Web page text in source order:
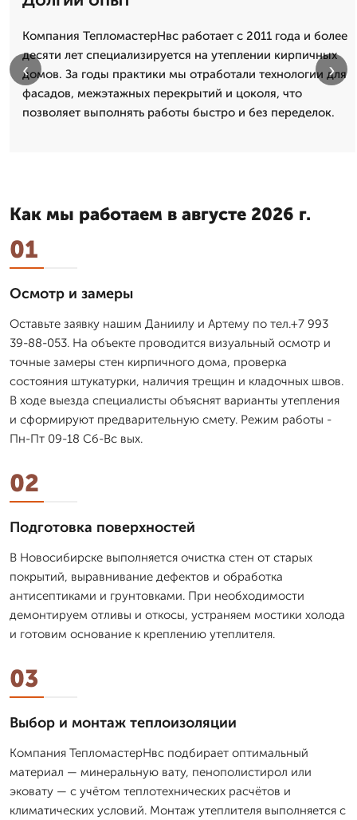
Компания ТепломастерНвс работает с 2011 года и более
десяти лет специализируется на утеплении кирпичных
домов. За годы практики мы отработали технологии для
фасадов, межэтажных перекрытий и цоколя, что
позволяет выполнять работы быстро и без переделок.
‹ ›
Как мы работаем в августе 2026 г.
01
Осмотр и замеры
Оставьте заявку нашим Даниилу и Артему по тел.+7 993
39-88-053. На объекте проводится визуальный осмотр и
точные замеры стен кирпичного дома, проверка
состояния штукатурки, наличия трещин и кладочных швов.
В ходе выезда специалисты объяснят варианты утепления
и сформируют предварительную смету. Режим работы -
Пн-Пт 09-18 Сб-Вс вых.
02
Подготовка поверхностей
В Новосибирске выполняется очистка стен от старых
покрытий, выравнивание дефектов и обработка
антисептиками и грунтовками. При необходимости
демонтируем отливы и откосы, устраняем мостики холода
и готовим основание к креплению утеплителя.
03
Выбор и монтаж теплоизоляции
Компания ТепломастерНвс подбирает оптимальный
материал — минеральную вату, пенополистирол или
эковату — с учётом теплотехнических расчётов и
климатических условий. Монтаж утеплителя выполняется с